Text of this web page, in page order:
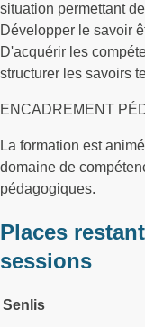
situation permettant
Développer le savoir
D'acquérir les
structurer les savoirs
ENCADREMENT
La formation est
domaine de
pédagogiques.
Places
sessions
Senlis